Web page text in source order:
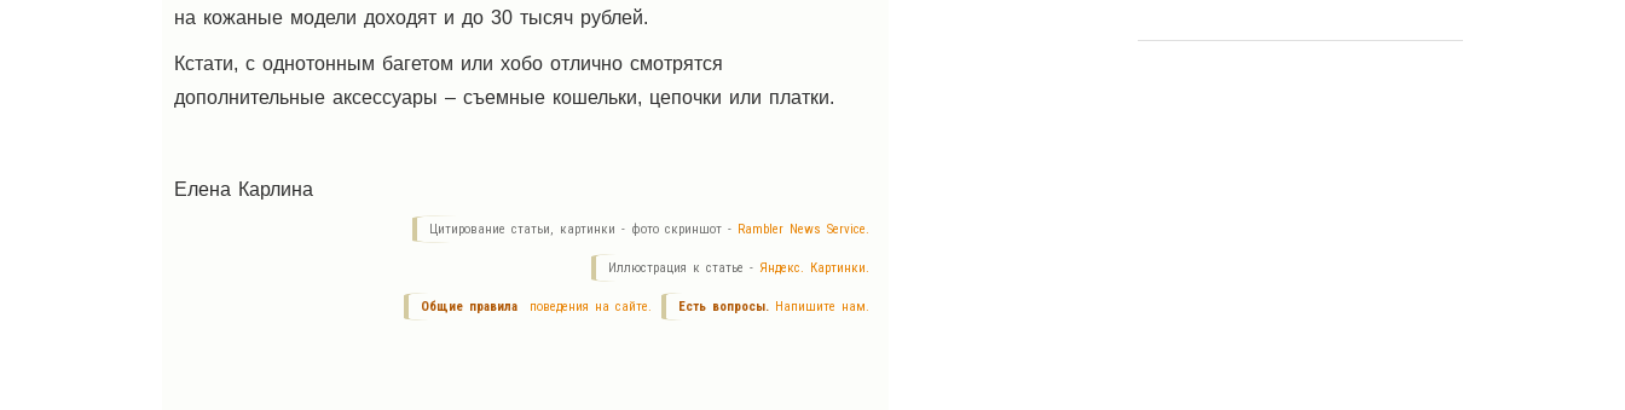
на кожаные модели доходят и до 30 тысяч рублей.
Кстати, с однотонным багетом или хобо отлично смотрятся
дополнительные аксессуары – съемные кошельки, цепочки или платки.
Елена Карлина
Цитирование статьи, картинки - фото скриншот - Rambler News Service.
Иллюстрация к статье - Яндекс. Картинки.
Есть вопросы. Напишите нам.
Общие правила поведения на сайте.